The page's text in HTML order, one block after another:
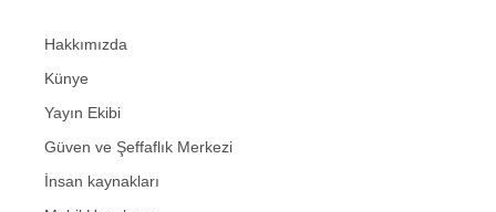
Hakkımızda
Künye
Yayın Ekibi
Güven ve Şeffaflık Merkezi
İnsan kaynakları